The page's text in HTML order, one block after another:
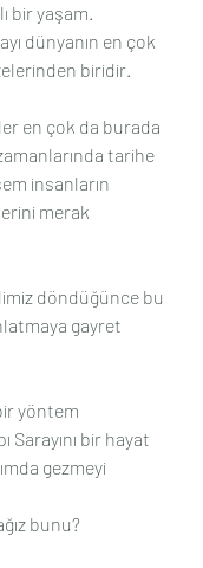
bir yaşam.
dünyanın en çok
biridir.
en çok da burada
tarihe
insanların
merak
döndüğünce bu
gayret
yöntem
Sarayını bir hayat
gezmeyi
bunu?